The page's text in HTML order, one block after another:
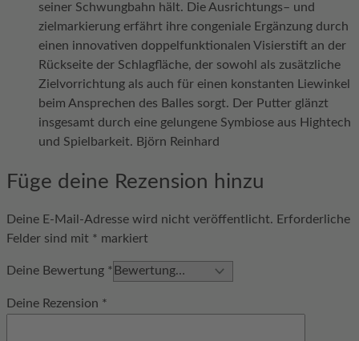
seiner Schwungbahn hält. Die Ausrichtungs– und
zielmarkierung erfährt ihre congeniale Ergänzung durch
einen innovativen doppelfunktionalen Visierstift an der
Rückseite der Schlagfläche, der sowohl als zusätzliche
Zielvorrichtung als auch für einen konstanten Liewinkel
beim Ansprechen des Balles sorgt. Der Putter glänzt
insgesamt durch eine gelungene Symbiose aus Hightech
und Spielbarkeit. Björn Reinhard
Füge deine Rezension hinzu
Deine E-Mail-Adresse wird nicht veröffentlicht. Erforderliche
Felder sind mit * markiert
Deine Bewertung *
Deine Rezension *